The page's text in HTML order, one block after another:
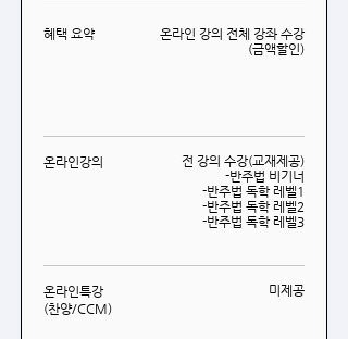
혜택 요약
온라인 강의 전체 강좌 수강
(금액할인)
온라인강의
전 강의 수강(교재제공)
-반주법 비기너
-반주법 독학 레벨1
-반주법 독학 레벨2
-반주법 독학 레벨3
온라인특강
(찬양/CCM)
미제공